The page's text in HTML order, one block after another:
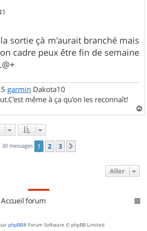
sortie çà m'aurait branché mais
cadre peux être fin de semaine
garmin Dakota10
même à ça qu'on les reconnaît!
a
30 messages 1 2 3
Aller
Accueil forum
phpBB® Forum Software © phpBB Limited